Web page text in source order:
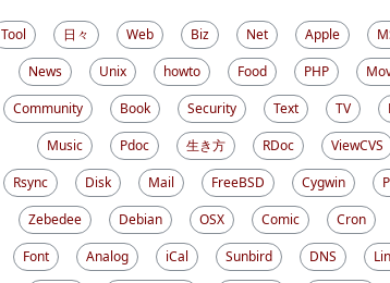
Tool 日々 Web Biz Net Apple
News
Unix howto Food PHP
Community
Book Security Text TV
Music
Pdoc 生き方 RDoc ViewCVS
Rsync
Disk Mail FreeBSD Cygwin
Zebedee
Debian OSX Comic Cron
Font
Analog iCal Sunbird DNS